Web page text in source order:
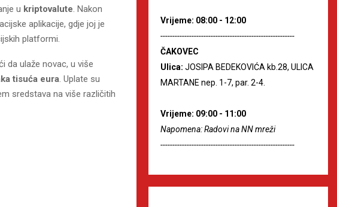
u kriptovalute. Nakon
aplikacije, gdje joj je
platformi.
da ulaže novac, u više
tisuća eura. Uplate su
sredstava na više različitih
Vrijeme: 08:00 - 12:00
--------------------------------------------------------
ČAKOVEC
Ulica: JOSIPA BEDEKOVIĆA kb.28, ULICA
MARTANE nep. 1-7, par. 2-4.
Vrijeme: 09:00 - 11:00
Napomena: Radovi na NN mreži
--------------------------------------------------------